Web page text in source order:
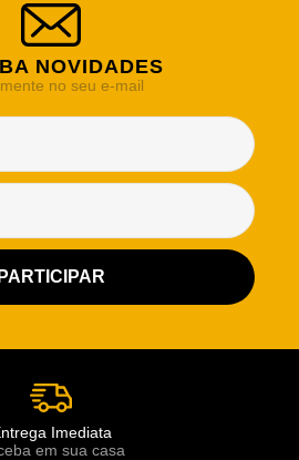
NOVIDADES
no seu e-mail
Imediata
em sua casa